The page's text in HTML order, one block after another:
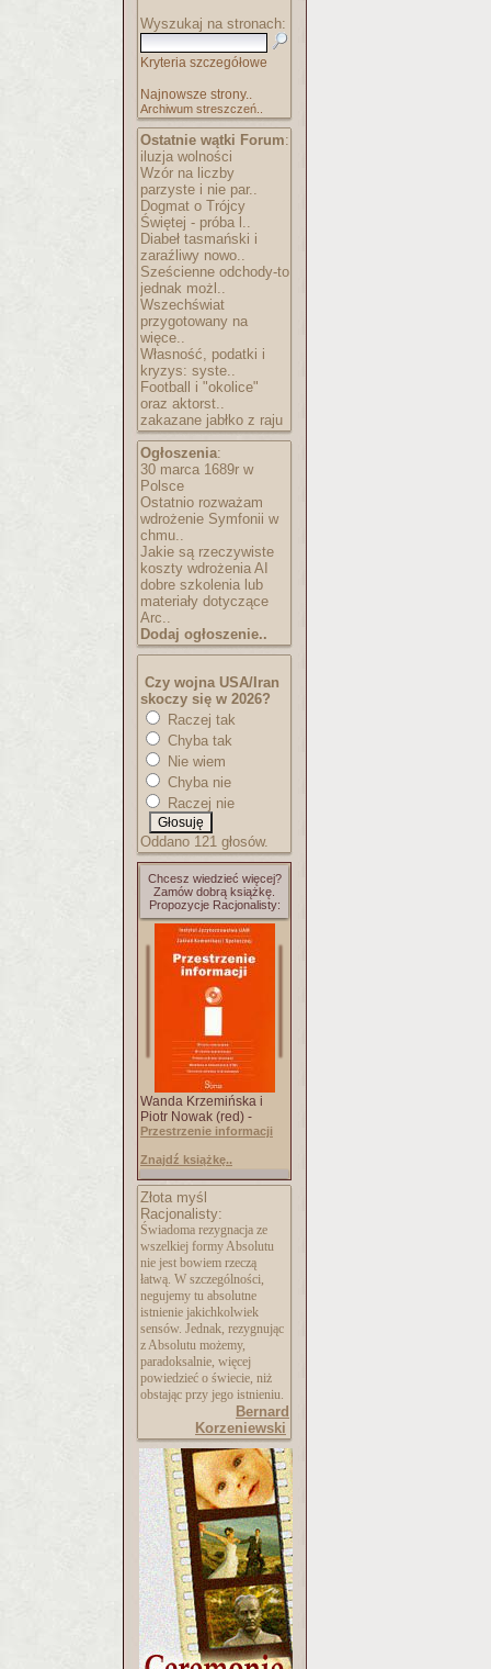
Wyszukaj na stronach:
Kryteria szczegółowe
Najnowsze strony..
Archiwum streszczeń..
Ostatnie wątki Forum:
iluzja wolności
Wzór na liczby
parzyste i nie par..
Dogmat o Trójcy
Świętej - próba l..
Diabeł tasmański i
zaraźliwy nowo..
Sześcienne odchody-to
jednak możl..
Wszechświat
przygotowany na
więce..
Własność, podatki i
kryzys: syste..
Football i "okolice"
oraz aktorst..
zakazane jabłko z raju
Ogłoszenia:
30 marca 1689r w
Polsce
Ostatnio rozważam
wdrożenie Symfonii w
chmu..
Jakie są rzeczywiste
koszty wdrożenia AI
dobre szkolenia lub
materiały dotyczące
Arc..
Dodaj ogłoszenie..
Czy wojna USA/Iran
skoczy się w 2026?
Raczej tak
Chyba tak
Nie wiem
Chyba nie
Raczej nie
Oddano 121 głosów.
Chcesz wiedzieć więcej?
Zamów dobrą książkę.
Propozycje Racjonalisty:
Wanda Krzemińska i
Piotr Nowak (red) -
Przestrzenie informacji
Znajdź książkę..
Złota myśl
Racjonalisty:
Świadoma rezygnacja ze
wszelkiej formy Absolutu
nie jest bowiem rzeczą
łatwą. W szczególności,
negujemy tu absolutne
istnienie jakichkolwiek
sensów. Jednak, rezygnując
z Absolutu możemy,
paradoksalnie, więcej
powiedzieć o świecie, niż
obstając przy jego istnieniu.
Bernard
Korzeniewski